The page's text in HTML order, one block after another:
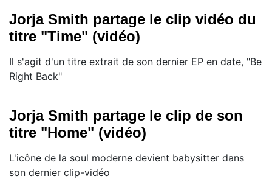
Jorja Smith partage le clip vidéo du
titre "Time" (vidéo)
Il s'agit d'un titre extrait de son dernier EP en date, "Be
Right Back"
Jorja Smith partage le clip de son
titre "Home" (vidéo)
L'icône de la soul moderne devient babysitter dans
son dernier clip-vidéo